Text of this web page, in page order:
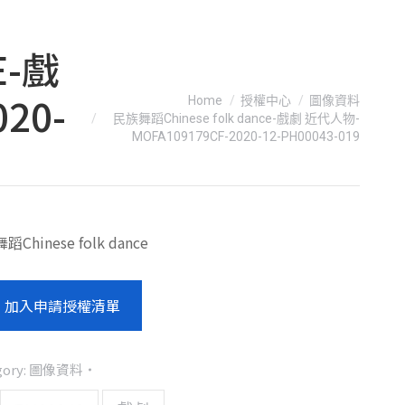
戲
Home 授權中心
圖像資料
民族舞蹈Chinese folk dance-戲劇 近代人物-
MOFA109179CF-2020-12-PH00043-019
蹈Chinese folk dance
加入申請授權清單
圖像資料